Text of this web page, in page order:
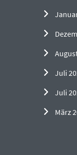
Juli
Juli
März